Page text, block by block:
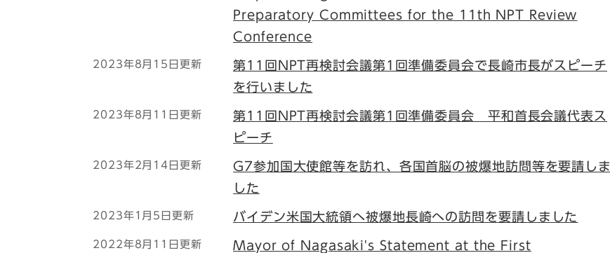
Preparatory Committees for the 11th NPT Review
Conference
2023年8月15日更新
第11回NPT再検討会議第1回準備委員会で長崎市長がスピーチ
を行いました
2023年8月11日更新
第11回NPT再検討会議第1回準備委員会 平和首長会議代表ス
ピーチ
2023年2月14日更新
G7参加国大使館等を訪れ、各国首脳の被爆地訪問等を要請しま
した
2023年1月5日更新 バイデン米国大統領へ被爆地長崎への訪問を要請しました
2022年8月11日更新
Mayor of Nagasaki's Statement at the First